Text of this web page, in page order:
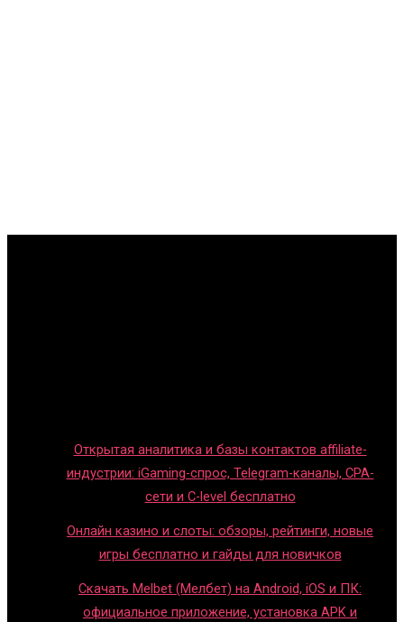
Открытая аналитика и базы контактов affiliate-
индустрии: iGaming-спрос, Telegram-каналы, CPA-
сети и C-level бесплатно
Онлайн казино и слоты: обзоры, рейтинги, новые
игры бесплатно и гайды для новичков
Скачать Melbet (Мелбет) на Android, iOS и ПК:
официальное приложение, установка APK и